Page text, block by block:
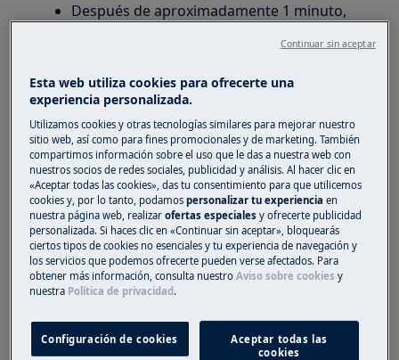
Después de aproximadamente 1 minuto,
un programa. Si el lavavajillas funciona
correctamente, el problema se ha resuelto.
2. Compruebe si:
Los filtros y el sumidero están limpios.
Se puede encontrar más información
sobre la limpieza y el mantenimiento en el
manual de usuario.
Limpieza del filtro del lavavajillas – video
instructivo
Esta web utiliza cookies para ofrecerte una
experiencia personalizada.
Utilizamos cookies y otras tecnologías similares para mejorar nuestro
sitio web, así como para fines promocionales y de marketing. También
compartimos información sobre el uso que le das a nuestra web con
nuestros socios de redes sociales, publicidad y análisis. Al hacer clic en
«Aceptar todas las cookies», das tu consentimiento para que utilicemos
cookies y, por lo tanto, podamospersonalizar tu experienciaen
nuestra página web, realizarofertas especiales y ofrecerte publicidad
personalizada. Si haces clic en «Continuar sin aceptar», bloquearás
ciertos tipos de cookies no esenciales y tu experiencia de navegación y
los servicios que podemos ofrecerte pueden verse afectados. Para
obtener más información, consulta nuestroAviso sobre cookies y
nuestra Política de privacidad.
Configuración de cookies
Aceptar todas las
cookies
Continuar sin aceptar